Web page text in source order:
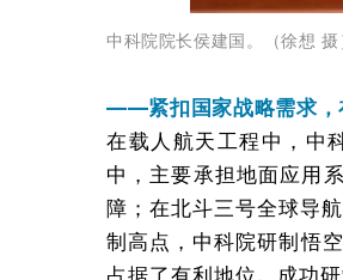
中科院院长侯建国。（徐想 摄
——紧扣国家战略需求，
在载人航天工程中，中
中，主要承担地面应用
障；在北斗三号全球导
制高点，中科院研制悟
占据了有利地位。成功